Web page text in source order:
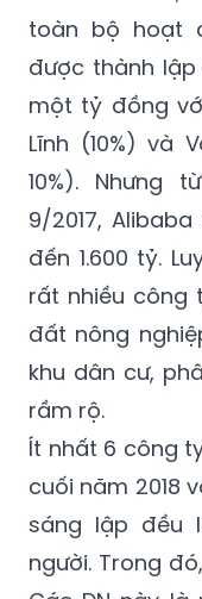
một tỷ đồng
Lĩnh (10%) và
10%). Nhưng
9/2017,
đến 1.600 tỷ.
rất nhiều công
đất nông
khu dân cư,
rầm rộ.
Ít nhất 6 công
cuối năm 2018
sáng lập đều
người. Trong
Các DN này
đồng chuyển